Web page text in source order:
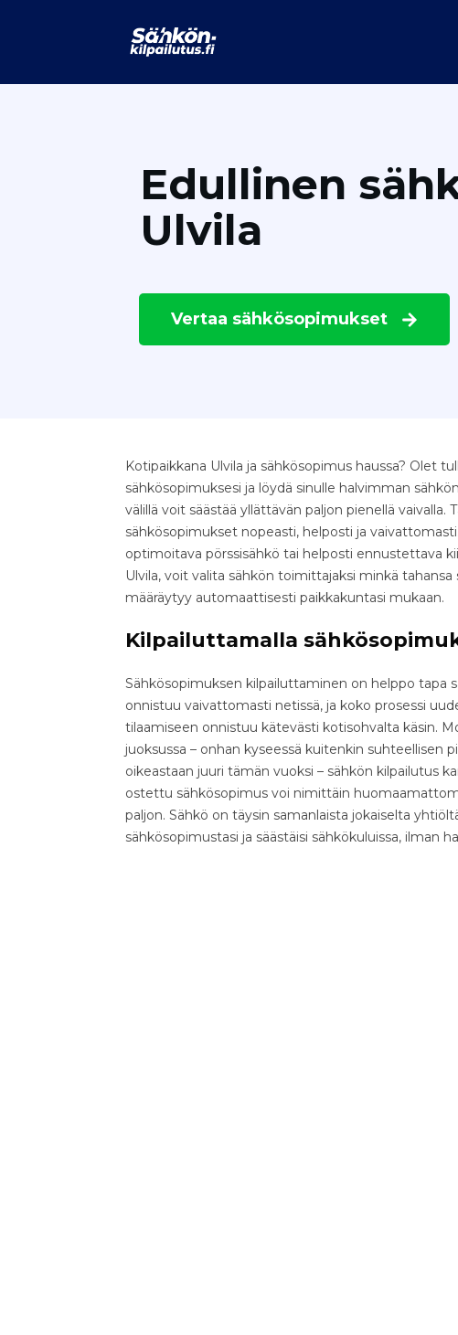
Edullinen
Ulvila
Vertaa sähkösopimukset
Kotipaikkana Ulvila ja sähkösopimus haussa? Olet
sähkösopimuksesi ja löydä sinulle halvimman
välillä voit säästää yllättävän paljon pienellä
sähkösopimukset nopeasti, helposti ja
optimoitava pörssisähkö tai helposti ennustettava
Ulvila, voit valita sähkön toimittajaksi minkä
määräytyy automaattisesti paikkakuntasi mukaan.
Kilpailuttamalla
Sähkösopimuksen kilpailuttaminen on helppo tapa
onnistuu vaivattomasti netissä, ja koko prosessi
tilaamiseen onnistuu kätevästi kotisohvalta käsin.
juoksussa – onhan kyseessä kuitenkin suhteellisen
oikeastaan juuri tämän vuoksi – sähkön kilpailutus
ostettu sähkösopimus voi nimittäin
paljon. Sähkö on täysin samanlaista jokaiselta
sähkösopimustasi ja säästäisi sähkökuluissa, ilman